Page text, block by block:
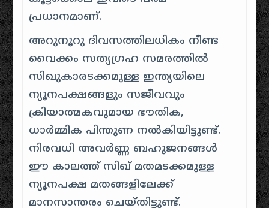
പ്രധാനമാണ്.
അറുനൂറു ദിവസത്തിലധികം നീണ്ട
വൈക്കം സത്യഗ്രഹ സമരത്തിൽ
സിഖുകാരടക്കമുള്ള ഇന്ത്യയിലെ
ന്യൂനപക്ഷങ്ങളും സജീവവും
ക്രിയാത്മകവുമായ ഭൗതിക,
ധാർമ്മിക പിന്തുണ നൽകിയിട്ടുണ്ട്.
നിരവധി അവർണ്ണ ബഹുജനങ്ങൾ
ഈ കാലത്ത് സിഖ് മതമടക്കമുള്ള
ന്യൂനപക്ഷ മതങ്ങളിലേക്ക്
മാനസാന്തരം ചെയ്തിട്ടുണ്ട്.